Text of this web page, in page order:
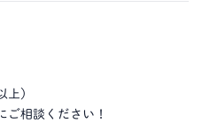
）
相談ください！